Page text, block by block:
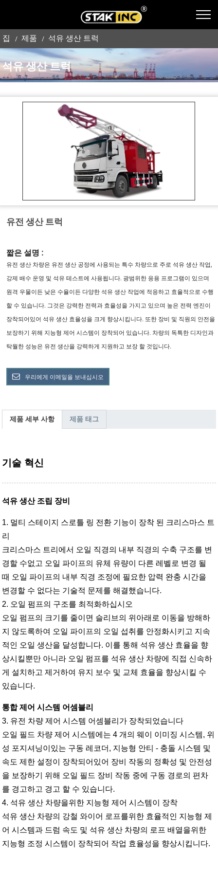
집 제품 석유 생산 트럭
석유 생산 트럭
유전 생산 트럭
짧은 설명 :
유전 생산 차량은 유전 생산 공정에 사용되는 특수 차량으로 주로 석유 생산 작업,
강제 배수 운영 및 석유 테스트에 사용됩니다. 광범위한 응용 프로그램이 있으며
원격 우물이든 낮은 수율이든 다양한 석유 생산 작업에 적응하고 효율적으로 수행
할 수 있습니다. 그것은 강력한 전력과 효율성을 가지고 있으며 높은 전력 엔진이
장착되어있어 석유 생산 효율성을 크게 향상시킵니다. 또한 장비 및 직원의 안전을
보장하기 위해 지능형 제어 시스템이 장착되어 있습니다. 차량의 독특한 디자인과
탁월한 성능은 유전 생산을 강력하게 지원하고 보장 할 것입니다.
우리에게 이메일을 보내십시오
제품 세부 사항 제품 태그
기술 혁신
석유 생산 조립 장비
1. 멀티 스테이지 스로틀 링 전환 기능이 장착 된 크리스마스 트
리
크리스마스 트리에서 오일 직경의 내부 직경의 수축 구조를 변
경할 수없고 오일 파이프의 유체 유량이 다른 레벨로 변경 될
때 오일 파이프의 내부 직경 조정에 필요한 압력 완충 시간을
변경할 수 없다는 기술적 문제를 해결했습니다.
2. 오일 펌프의 구조를 최적화하십시오
오일 펌프의 크기를 줄이면 슬리브의 위아래로 이동을 방해하
지 않도록하여 오일 파이프의 오일 섭취를 안정화시키고 지속
적인 오일 생산을 달성합니다. 이를 통해 석유 생산 효율을 향
상시킬뿐만 아니라 오일 펌프를 석유 생산 차량에 직접 신속하
게 설치하고 제거하여 유지 보수 및 교체 효율을 향상시킬 수
있습니다.
통합 제어 시스템 어셈블리
3. 유전 차량 제어 시스템 어셈블리가 장착되었습니다
오일 필드 차량 제어 시스템에는 4 개의 웨이 이미징 시스템, 위
성 포지셔닝이있는 구동 레코더, 지능형 안티 - 충돌 시스템 및
속도 제한 설정이 장착되어있어 장비 작동의 정확성 및 안전성
을 보장하기 위해 오일 필드 장비 작동 중에 구동 경로의 편차
를 경고하고 경고 할 수 있습니다.
4. 석유 생산 차량을위한 지능형 제어 시스템이 장착
석유 생산 차량의 강철 와이어 로프를위한 효율적인 지능형 제
어 시스템과 드럼 속도 및 석유 생산 차량의 로프 배열을위한
지능형 조정 시스템이 장착되어 작업 효율성을 향상시킵니다.